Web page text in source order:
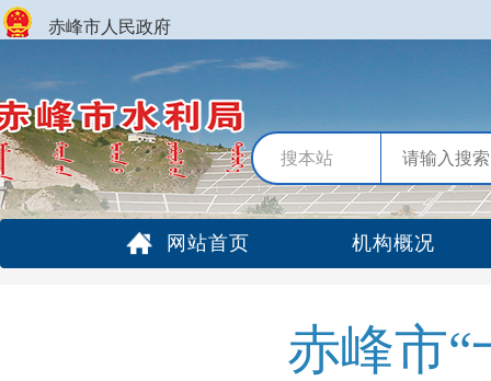
赤峰市人民政府
搜本站
网站首页 机构概况
赤峰市